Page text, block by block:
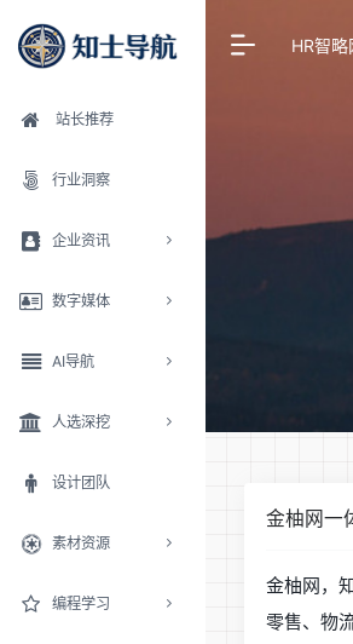
站长推荐
行业洞察
企业资讯
数字媒体
AI导航
人选深挖
设计团队
素材资源
编程学习
HR智略
金柚网一
金柚网，
零售、物